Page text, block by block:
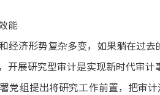
能
经济形势复杂多变，如果躺在过
开展研究型审计是实现新时代审计
党组提出将研究工作前置，把审